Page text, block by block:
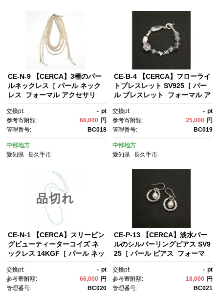
CE-N-9 【CERCA】3種のパー
ルネックレス［ パール ネック
レス フォーマル アクセサリ
ント 通販 送料無料 ふるさと納
税 ］
交換pt: - pt
参考寄附額:
66,000 円
管理番号:
BC018
中部地方
愛知県
長久手市
CE-B-4 【CERCA】フローライ
トブレスレット SV925［ パー
ル ブレスレット フォーマル ア
ト プレゼント 通販 送料無料 ふ
るさと納税 ］
交換pt: - pt
参考寄附額:
25,000 円
管理番号:
BC019
中部地方
愛知県 長久手市
品切れ
CE-N-1 【CERCA】スリーピン
グビューティーターコイズ ネ
ックレス 14KGF［ パール ネッ
ー 人気 おすすめ ギフト プレゼ
ント 通販 送料無料 ふるさと納
税 ］
交換pt: - pt
参考寄附額:
66,000 円
管理番号:
BC020
CE-P-13 【CERCA】淡水パー
ルのシルバーリングピアス SV9
25［ パール ピアス フォーマ
め ギフト プレゼント 通販 送料
無料 ふるさと納税 ］
交換pt: - pt
参考寄附額:
18,000 円
管理番号:
BC021